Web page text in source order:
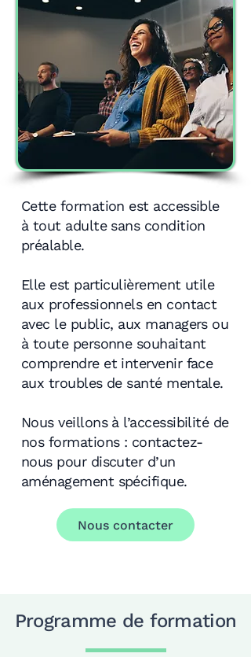
Cette formation est accessible
à tout adulte sans condition
préalable.
Elle est particulièrement utile
aux professionnels en contact
avec le public, aux managers ou
à toute personne souhaitant
comprendre et intervenir face
aux troubles de santé mentale.
Nous veillons à l’accessibilité de
nos formations : contactez-
nous pour discuter d’un
aménagement spécifique.
Nous contacter
Programme de formation